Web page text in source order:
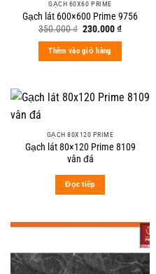
GẠCH 60X60 PRIME
Gạch lát 600×600 Prime 9756
350.000₫ Original
was:
350.000 ₫.
230.000₫Current
Thêm vào giỏ hàng
GẠCH 80X120 PRIME
Gạch lát 80×120 Prime 8109
vân đá
Đọc tiếp